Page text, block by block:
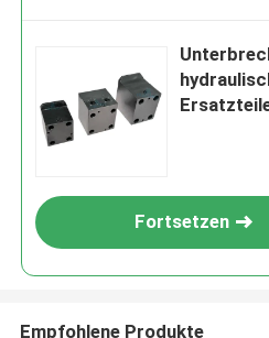
Fortsetzen
Empfohlene Produkte